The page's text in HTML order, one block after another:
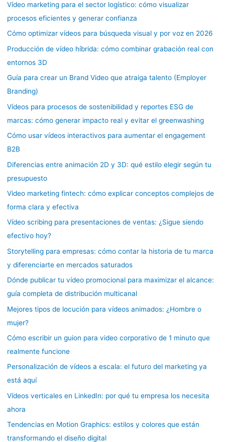
Vídeo marketing para el sector logístico: cómo visualizar
procesos eficientes y generar confianza
Cómo optimizar vídeos para búsqueda visual y por voz en 2026
Producción de vídeo híbrida: cómo combinar grabación real con
entornos 3D
Guía para crear un Brand Video que atraiga talento (Employer
Branding)
Vídeos para procesos de sostenibilidad y reportes ESG de
marcas: cómo generar impacto real y evitar el greenwashing
Cómo usar vídeos interactivos para aumentar el engagement
B2B
Diferencias entre animación 2D y 3D: qué estilo elegir según tu
presupuesto
Video marketing fintech: cómo explicar conceptos complejos de
forma clara y efectiva
Vídeo scribing para presentaciones de ventas: ¿Sigue siendo
efectivo hoy?
Storytelling para empresas: cómo contar la historia de tu marca
y diferenciarte en mercados saturados
Dónde publicar tu vídeo promocional para maximizar el alcance:
guía completa de distribución multicanal
Mejores tipos de locución para vídeos animados: ¿Hombre o
mujer?
Cómo escribir un guion para video corporativo de 1 minuto que
realmente funcione
Personalización de vídeos a escala: el futuro del marketing ya
está aquí
Vídeos verticales en LinkedIn: por qué tu empresa los necesita
ahora
Tendencias en Motion Graphics: estilos y colores que están
transformando el diseño digital